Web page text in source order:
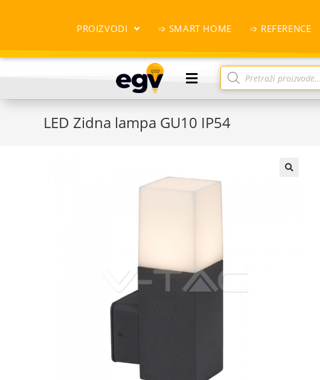
PROIZVODI ➩ SMART HOME ➩ REFERENCE
LED Zidna lampa GU10 IP54